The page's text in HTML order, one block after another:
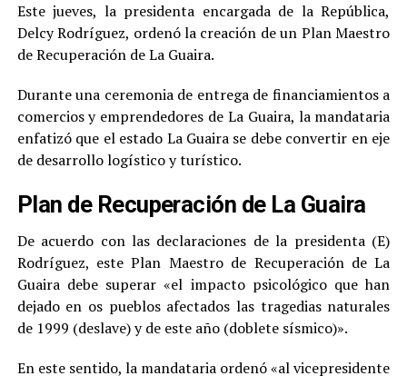
Este jueves, la presidenta encargada de la República,
Delcy Rodríguez, ordenó la creación de un Plan Maestro
de Recuperación de La Guaira.
Durante una ceremonia de entrega de financiamientos a
comercios y emprendedores de La Guaira, la mandataria
enfatizó que el estado La Guaira se debe convertir en eje
de desarrollo logístico y turístico.
Plan de Recuperación de La Guaira
De acuerdo con las declaraciones de la presidenta (E)
Rodríguez, este Plan Maestro de Recuperación de La
Guaira debe superar «el impacto psicológico que han
dejado en os pueblos afectados las tragedias naturales
de 1999 (deslave) y de este año (doblete sísmico)».
En este sentido, la mandataria ordenó «al vicepresidente